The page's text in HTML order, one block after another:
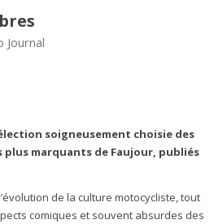
Journal
soigneusement choisie des
marquants de Faujour, publiés
de la culture motocycliste, tout
comiques et souvent absurdes des